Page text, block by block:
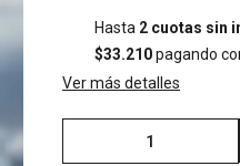
Hasta 2 cuotas sin
$33.210pagando
Ver más detalles